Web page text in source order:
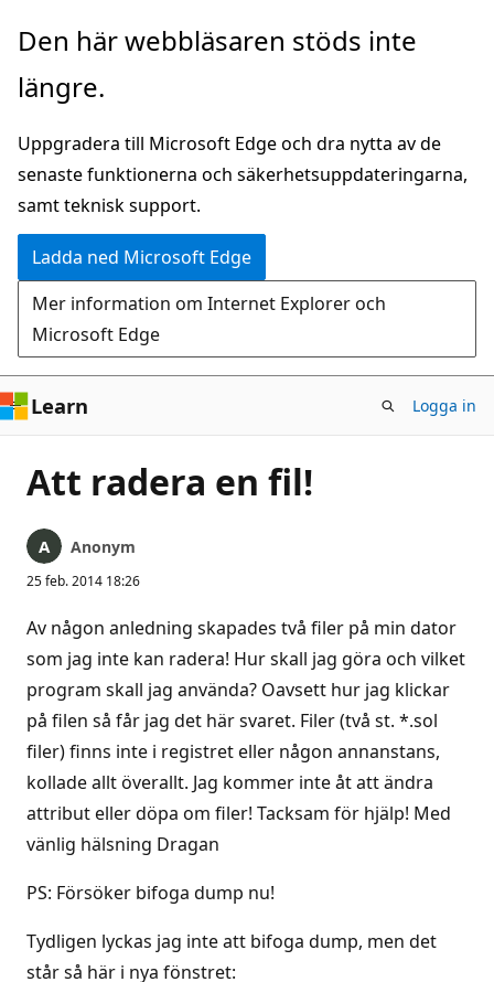
Hoppa
huvudinnehåll
Den här webbläsaren stöds inte
längre.
Uppgradera till Microsoft Edge och dra nytta av de
senaste funktionerna och säkerhetsuppdateringarna,
samt teknisk support.
Ladda ned Microsoft Edge
Mer information om Internet Explorer och
Microsoft Edge
Learn Logga in
Att radera en fil!
Anonym
25 feb. 2014 18:26
Av någon anledning skapades två filer på min dator
som jag inte kan radera! Hur skall jag göra och vilket
program skall jag använda? Oavsett hur jag klickar
på filen så får jag det här svaret. Filer (två st. *.sol
filer) finns inte i registret eller någon annanstans,
kollade allt överallt. Jag kommer inte åt att ändra
attribut eller döpa om filer! Tacksam för hjälp! Med
vänlig hälsning Dragan
PS: Försöker bifoga dump nu!
Tydligen lyckas jag inte att bifoga dump, men det
står så här i nya fönstret: